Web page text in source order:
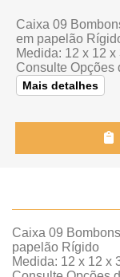
Caixa 09
em papelão
Medida: 12 x 12 x
Consulte Opções
Mais detalhes
Caixa 09
papelão Rígido
Medida: 12 x 12 x